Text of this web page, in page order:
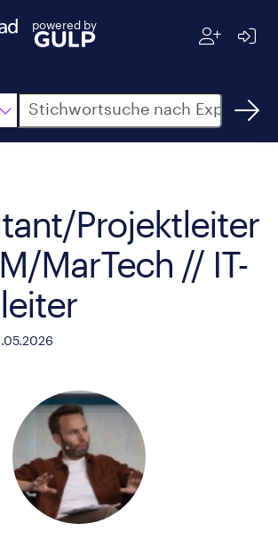
powered by
Projektleiter
MarTech // IT-